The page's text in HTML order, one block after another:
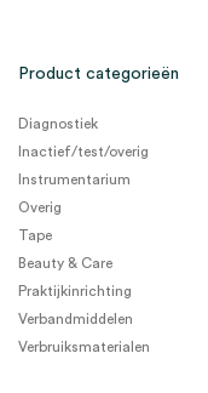
Product categorieën
Diagnostiek
Inactief/test/overig
Instrumentarium
Overig
Tape
Beauty & Care
Praktijkinrichting
Verbandmiddelen
Verbruiksmaterialen